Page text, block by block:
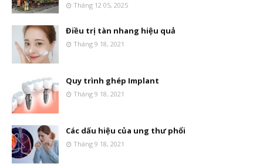
Tháng 12 05, 2025
Điều trị tàn nhang hiệu quả
Tháng 9 18, 2021
Quy trình ghép Implant
Tháng 9 18, 2021
Các dấu hiệu của ung thư phổi
Tháng 9 18, 2021